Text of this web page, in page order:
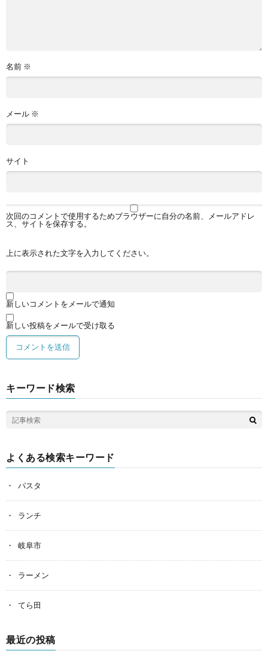
名前 ※
メール ※
サイト
次回のコメントで使用するためブラウザーに自分の名前、メールアドレ
ス、サイトを保存する。
上に表示された文字を入力してください。
新しいコメントをメールで通知
新しい投稿をメールで受け取る
キーワード検索
よくある検索キーワード
パスタ
ランチ
岐阜市
ラーメン
てら田
最近の投稿